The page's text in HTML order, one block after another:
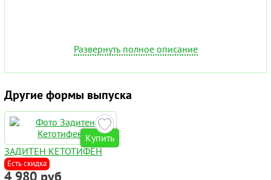
Развернуть полное описание
Другие формы выпуска
Купить
ЗАДИТЕН КЕТОТИФЕН
Есть скидка
4 980 руб